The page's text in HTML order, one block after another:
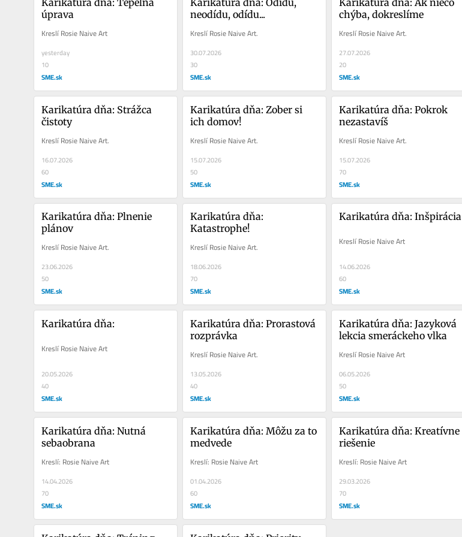
úprava
Kreslí Rosie Naive Art
yesterday
10
SME.sk
neodídu, odídu...
Kreslí Rosie Naive Art.
30.07.2026
30
SME.sk
chýba, dokreslíme
Kreslí Rosie Naive Art.
27.07.2026
20
SME.sk
Karikatúra dňa: Strážca
čistoty
Kreslí Rosie Naive Art.
16.07.2026
60
SME.sk
Karikatúra dňa: Zober si
ich domov!
Kreslí Rosie Naive Art.
15.07.2026
50
SME.sk
Karikatúra dňa: Pokrok
nezastavíš
Kreslí Rosie Naive Art.
15.07.2026
70
SME.sk
Karikatúra dňa: Plnenie
plánov
Kreslí Rosie Naive Art.
23.06.2026
50
SME.sk
Karikatúra dňa:
Katastrophe!
Kreslí Rosie Naive Art.
18.06.2026
70
SME.sk
Karikatúra dňa: Inšpirácia
Kreslí Rosie Naive Art
14.06.2026
60
SME.sk
Karikatúra dňa:
Kreslí Rosie Naive Art
20.05.2026
40
SME.sk
Karikatúra dňa: Prorastová
rozprávka
Kreslí Rosie Naive Art.
13.05.2026
40
SME.sk
Karikatúra dňa: Jazyková
lekcia smeráckeho vlka
Kreslí Rosie Naive Art
06.05.2026
50
SME.sk
Karikatúra dňa: Nutná
sebaobrana
Kreslí: Rosie Naive Art
14.04.2026
70
SME.sk
Karikatúra dňa: Môžu za to
medvede
Kreslí: Rosie Naive Art
01.04.2026
60
SME.sk
Karikatúra dňa: Kreatívne
riešenie
Kreslí: Rosie Naive Art
29.03.2026
70
SME.sk